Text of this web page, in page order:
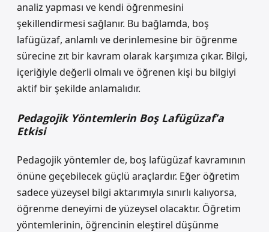
analiz yapması ve kendi öğrenmesini
şekillendirmesi sağlanır. Bu bağlamda, boş
lafügüzaf, anlamlı ve derinlemesine bir öğrenme
sürecine zıt bir kavram olarak karşımıza çıkar. Bilgi,
içeriğiyle değerli olmalı ve öğrenen kişi bu bilgiyi
aktif bir şekilde anlamalıdır.
Pedagojik Yöntemlerin Boş Lafügüzaf’a
Etkisi
Pedagojik yöntemlerde, boş lafügüzaf kavramının
önüne geçebilecek güçlü araçlardır. Eğer öğretim
sadece yüzeysel bilgi aktarımıyla sınırlı kalıyorsa,
öğrenme deneyimi de yüzeysel olacaktır. Öğretim
yöntemlerinin, öğrencinin eleştirel düşünme